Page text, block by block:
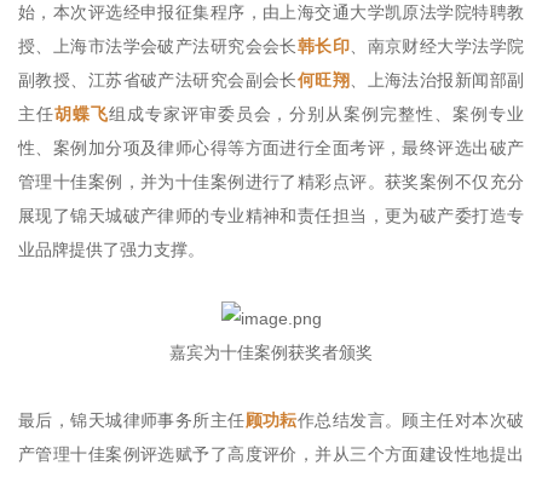
始，本次评选经申报征集程序，由上海交通大学凯原法学院特聘教
授、上海市法学会破产法研究会会长韩长印 、南京财经大学法学院
副教授、江苏省破产法研究会副会长何旺翔 、上海法治报新闻部副
主任胡蝶飞组成专家评审委员会，分别从案例完整性、案例专业
性、案例加分项及律师心得等方面进行全面考评，最终评选出破产
管理十佳案例，并为十佳案例进行了精彩点评。获奖案例不仅充分
展现了锦天城破产律师的专业精神和责任担当，更为破产委打造专
业品牌提供了强力支撑。
嘉宾为十佳案例获奖者颁奖
最后，锦天城律师事务所主任顾功耘作总结发言。顾主任对本次破
产管理十佳案例评选赋予了高度评价，并从三个方面建设性地提出